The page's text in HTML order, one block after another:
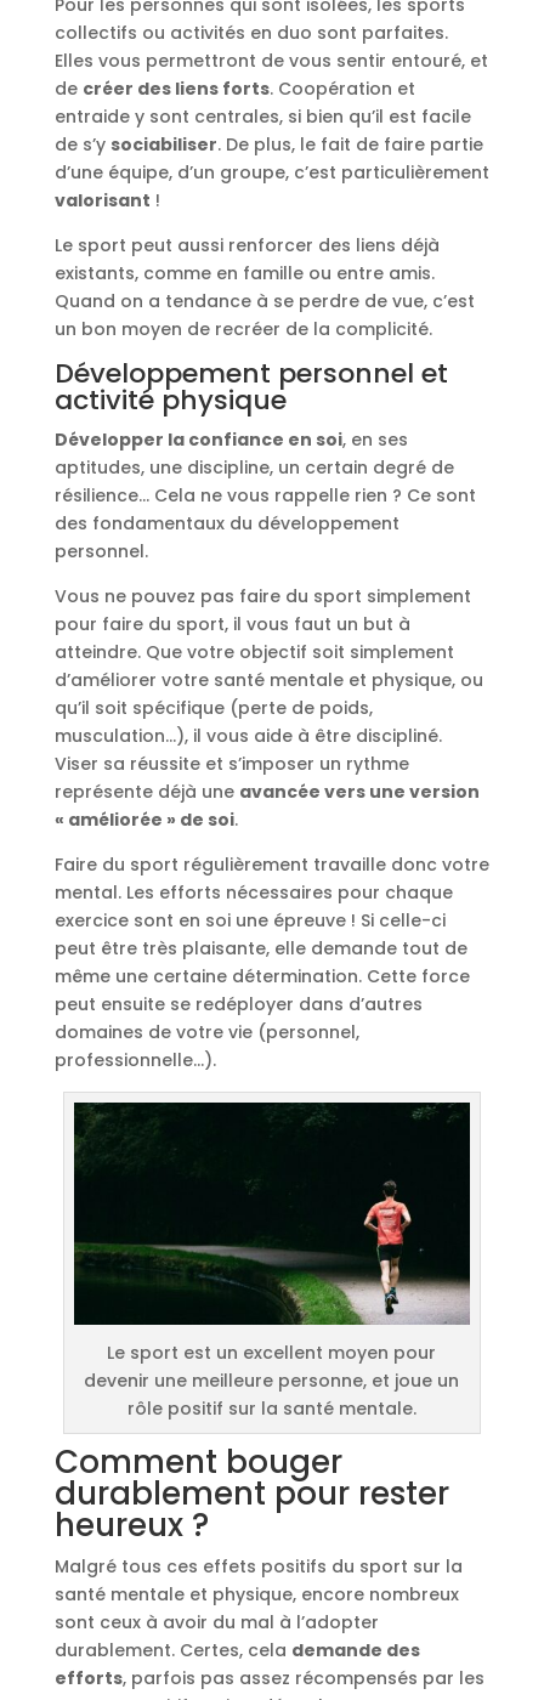
collectifs ou activités en duo sont parfaites.
Elles vous permettront de vous sentir entouré, et
de créer des liens forts. Coopération et
entraide y sont centrales, si bien qu’il est facile
de s’y sociabiliser. De plus, le fait de faire partie
d’une équipe, d’un groupe, c’est particulièrement
valorisant !
Le sport peut aussi renforcer des liens déjà
existants, comme en famille ou entre amis.
Quand on a tendance à se perdre de vue, c’est
un bon moyen de recréer de la complicité.
Développement personnel et
activité physique
Développer la confiance en soi, en ses
aptitudes, une discipline, un certain degré de
résilience… Cela ne vous rappelle rien ? Ce sont
des fondamentaux du développement
personnel.
Vous ne pouvez pas faire du sport simplement
pour faire du sport, il vous faut un but à
atteindre. Que votre objectif soit simplement
d’améliorer votre santé mentale et physique, ou
qu’il soit spécifique (perte de poids,
musculation…), il vous aide à être discipliné.
Viser sa réussite et s’imposer un rythme
représente déjà une avancée vers une version
« améliorée » de soi.
Faire du sport régulièrement travaille donc votre
mental. Les efforts nécessaires pour chaque
exercice sont en soi une épreuve ! Si celle-ci
peut être très plaisante, elle demande tout de
même une certaine détermination. Cette force
peut ensuite se redéployer dans d’autres
domaines de votre vie (personnel,
professionnelle…).
Le sport est un excellent moyen pour
devenir une meilleure personne, et joue un
rôle positif sur la santé mentale.
Comment bouger
durablement pour rester
heureux ?
Malgré tous ces effets positifs du sport sur la
santé mentale et physique, encore nombreux
sont ceux à avoir du mal à l’adopter
durablement. Certes, cela demande des
efforts, parfois pas assez récompensés par les